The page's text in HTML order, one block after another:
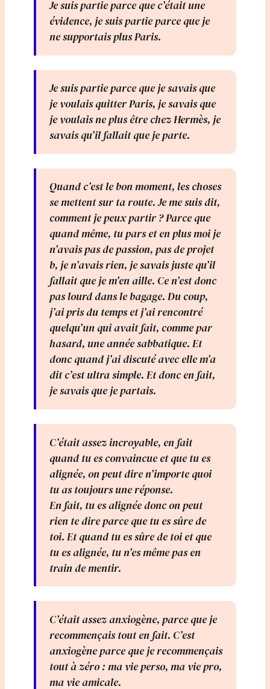
Je suis partie parce que c’était une
évidence, je suis partie parce que je
ne supportais plus Paris.
Je suis partie parce que je savais que
je voulais quitter Paris, je savais que
je voulais ne plus être chez Hermès, je
savais qu’il fallait que je parte.
Quand c’est le bon moment, les choses
se mettent sur ta route. Je me suis dit,
comment je peux partir ? Parce que
quand même, tu pars et en plus moi je
n’avais pas de passion, pas de projet
b, je n’avais rien, je savais juste qu’il
fallait que je m’en aille. Ce n’est donc
pas lourd dans le bagage. Du coup,
j’ai pris du temps et j’ai rencontré
quelqu’un qui avait fait, comme par
hasard, une année sabbatique. Et
donc quand j’ai discuté avec elle m’a
dit c’est ultra simple. Et donc en fait,
je savais que je partais.
C’était assez incroyable, en fait
quand tu es convaincue et que tu es
alignée, on peut dire n’importe quoi
tu as toujours une réponse.
En fait, tu es alignée donc on peut
rien te dire parce que tu es sûre de
toi. Et quand tu es sûre de toi et que
tu es alignée, tu n’es même pas en
train de mentir.
C’était assez anxiogène, parce que je
recommençais tout en fait. C’est
anxiogène parce que je recommençais
tout à zéro : ma vie perso, ma vie pro,
ma vie amicale.